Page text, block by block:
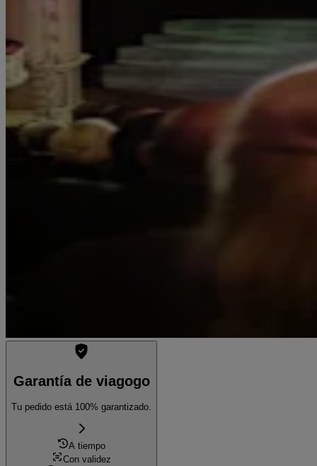
Garantía de viagogo
Tu pedido está 100% garantizado.
A tiempo
Con validez